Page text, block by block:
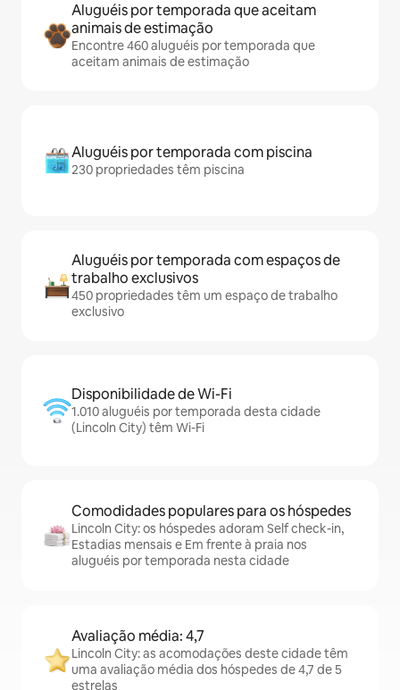
Aluguéis por temporada que aceitam
animais de estimação
Encontre 460 aluguéis por temporada que
aceitam animais de estimação
Aluguéis por temporada com piscina
230 propriedades têm piscina
Aluguéis por temporada com espaços de
trabalho exclusivos
450 propriedades têm um espaço de trabalho
exclusivo
Disponibilidade de Wi-Fi
1.010 aluguéis por temporada desta cidade
(Lincoln City) têm Wi-Fi
Comodidades populares para os hóspedes
Lincoln City: os hóspedes adoram Self check-in,
Estadias mensais e Em frente à praia nos
aluguéis por temporada nesta cidade
Avaliação média: 4,7
Lincoln City: as acomodações deste cidade têm
uma avaliação média dos hóspedes de 4,7 de 5
estrelas